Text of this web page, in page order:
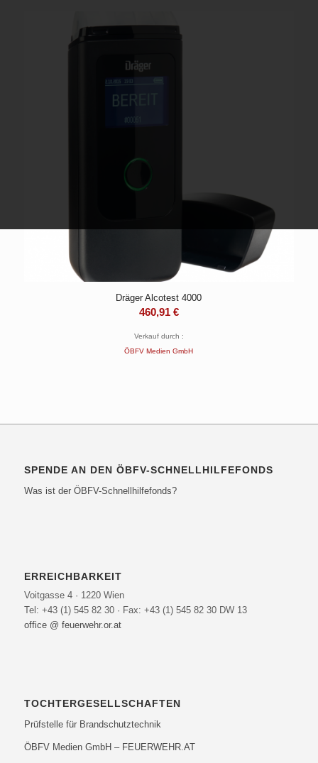
Dräger Alcotest 4000
460,91 €
Verkauf durch :
ÖBFV Medien GmbH
SPENDE AN DEN ÖBFV-SCHNELLHILFEFONDS
Was ist der ÖBFV-Schnellhilfefonds?
ERREICHBARKEIT
Voitgasse 4 · 1220 Wien
Tel: +43 (1) 545 82 30 · Fax: +43 (1) 545 82 30 DW 13
office @ feuerwehr.or.at
TOCHTERGESELLSCHAFTEN
Prüfstelle für Brandschutztechnik
ÖBFV Medien GmbH – FEUERWEHR.AT